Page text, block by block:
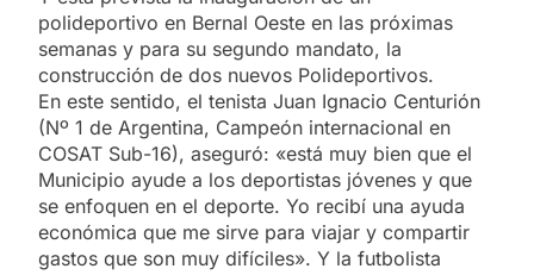
polideportivo en Bernal Oeste en las próximas
semanas y para su segundo mandato, la
construcción de dos nuevos Polideportivos.
En este sentido, el tenista Juan Ignacio Centurión
(Nº 1 de Argentina, Campeón internacional en
COSAT Sub-16), aseguró: «está muy bien que el
Municipio ayude a los deportistas jóvenes y que
se enfoquen en el deporte. Yo recibí una ayuda
económica que me sirve para viajar y compartir
gastos que son muy difíciles». Y la futbolista